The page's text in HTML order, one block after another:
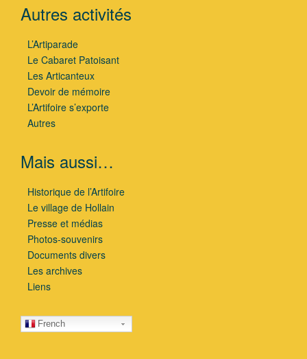
Autres activités
L’Artiparade
Le Cabaret Patoisant
Les Articanteux
Devoir de mémoire
L’Artifoire s’exporte
Autres
Mais aussi…
Historique de l’Artifoire
Le village de Hollain
Presse et médias
Photos-souvenirs
Documents divers
Les archives
Liens
French